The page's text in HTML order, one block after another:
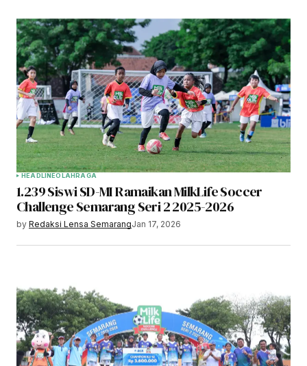
HEADLINEOLAHRAGA
1.239 Siswi SD-MI Ramaikan MilkLife Soccer
Challenge Semarang Seri 2 2025-2026
by Redaksi Lensa SemarangJan 17, 2026